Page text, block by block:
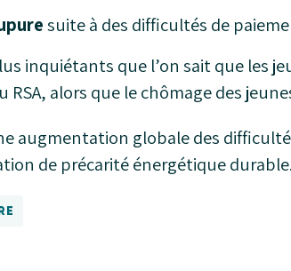
suite à des difficultés de
inquiétants que l’on sait que les
alors que le chômage des
augmentation globale des
de précarité énergétique durable.